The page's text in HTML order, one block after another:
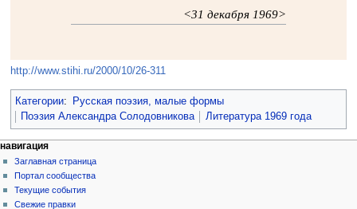
<31 декабря 1969>
http://www.stihi.ru/2000/10/26-311
Категории:
Русская поэзия, малые формы
Поэзия Александра Солодовникова
Литература 1969 года
навигация
Заглавная страница
Портал сообщества
Текущие события
Свежие правки